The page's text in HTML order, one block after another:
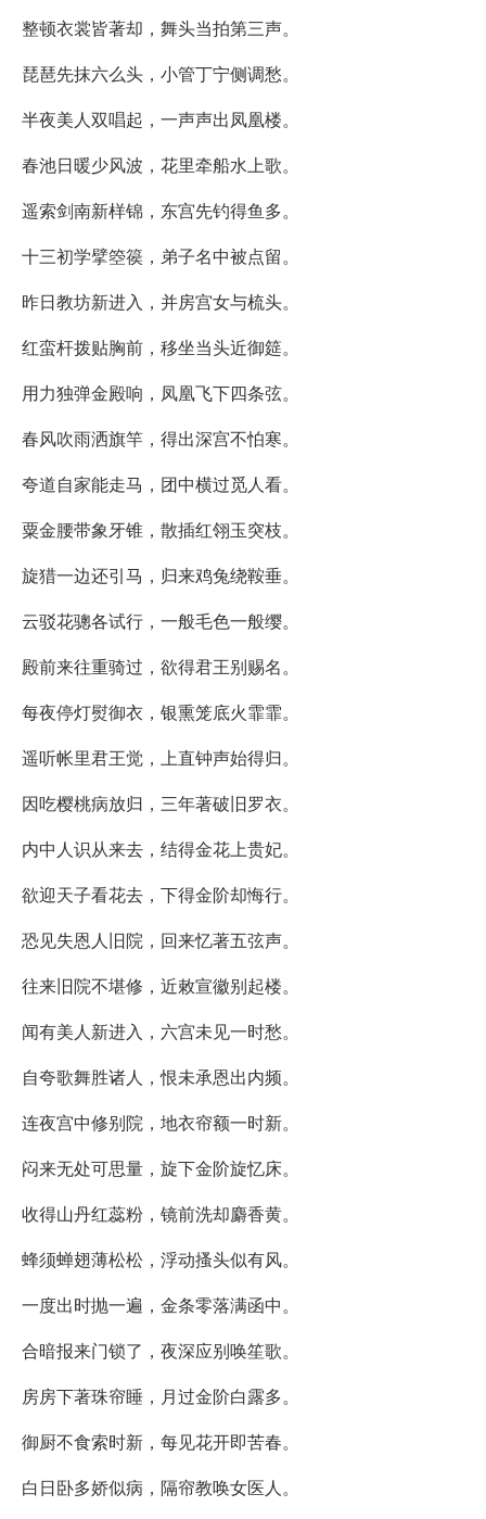
整顿衣裳皆著却，舞头当拍第三声。
琵琶先抹六么头，小管丁宁侧调愁。
半夜美人双唱起，一声声出凤凰楼。
春池日暖少风波，花里牵船水上歌。
遥索剑南新样锦，东宫先钓得鱼多。
十三初学擘箜篌，弟子名中被点留。
昨日教坊新进入，并房宫女与梳头。
红蛮杆拨贴胸前，移坐当头近御筵。
用力独弹金殿响，凤凰飞下四条弦。
春风吹雨洒旗竿，得出深宫不怕寒。
夸道自家能走马，团中横过觅人看。
粟金腰带象牙锥，散插红翎玉突枝。
旋猎一边还引马，归来鸡兔绕鞍垂。
云驳花骢各试行，一般毛色一般缨。
殿前来往重骑过，欲得君王别赐名。
每夜停灯熨御衣，银熏笼底火霏霏。
遥听帐里君王觉，上直钟声始得归。
因吃樱桃病放归，三年著破旧罗衣。
内中人识从来去，结得金花上贵妃。
欲迎天子看花去，下得金阶却悔行。
恐见失恩人旧院，回来忆著五弦声。
往来旧院不堪修，近敕宣徽别起楼。
闻有美人新进入，六宫未见一时愁。
自夸歌舞胜诸人，恨未承恩出内频。
连夜宫中修别院，地衣帘额一时新。
闷来无处可思量，旋下金阶旋忆床。
收得山丹红蕊粉，镜前洗却麝香黄。
蜂须蝉翅薄松松，浮动搔头似有风。
一度出时抛一遍，金条零落满函中。
合暗报来门锁了，夜深应别唤笙歌。
房房下著珠帘睡，月过金阶白露多。
御厨不食索时新，每见花开即苦春。
白日卧多娇似病，隔帘教唤女医人。